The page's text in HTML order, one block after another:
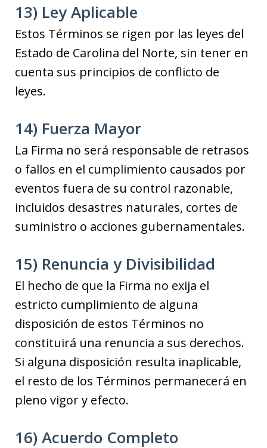
13) Ley Aplicable
Estos Términos se rigen por las leyes del
Estado de Carolina del Norte, sin tener en
cuenta sus principios de conflicto de
leyes.
14) Fuerza Mayor
La Firma no será responsable de retrasos
o fallos en el cumplimiento causados por
eventos fuera de su control razonable,
incluidos desastres naturales, cortes de
suministro o acciones gubernamentales.
15) Renuncia y Divisibilidad
El hecho de que la Firma no exija el
estricto cumplimiento de alguna
disposición de estos Términos no
constituirá una renuncia a sus derechos.
Si alguna disposición resulta inaplicable,
el resto de los Términos permanecerá en
pleno vigor y efecto.
16) Acuerdo Completo